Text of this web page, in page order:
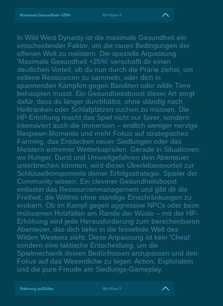
Maximale Gesundheit +25% Alt+Num 4
In Wild West Dynasty ist die maximale Gesundheit ein
entscheidender Faktor, um die rauen Bedingungen der
offenen Welt zu meistern. Die spezielle Anpassung
'Maximale Gesundheit +25%' verschafft dir einen
deutlichen Vorteil, ob du nun durch die Prärie ziehst, um
seltene Ressourcen zu sammeln, oder dich in
spannenden Kämpfen gegen Banditen oder wilde Tiere
behaupten musst. Ein Gesundheitsboost dieser Art sorgt
dafür, dass du länger durchhältst, ohne ständig nach
Heiltränken oder Schlafplätzen suchen zu müssen. Die
HP-Erhöhung macht das Spiel nicht nur fairer, sondern
intensiviert auch die Immersion – endlich weniger nervige
Respawn-Momente und mehr Fokus auf strategisches
Farming, das Entdecken neuer Siedlungen oder das
Meistern extremer Wetterkapriolen. Gerade in Situationen,
wo Hunger, Durst und Umweltgefahren dein Abenteuer
unterbrechen könnten, wird dieser Überlebensvorteil zur
Schlüsselkomponente deiner Erfolgsstrategie. Spieler der
Community wissen: Ein cleverer Gesundheitsboost
entlastet das Ressourcenmanagement und gibt dir die
Freiheit, die Wildnis ohne ständige Einschränkungen zu
erobern. Ob im Kampf gegen aggressive NPCs oder beim
mühsamen Holzfällen am Rande der Wüste – mit der HP-
Erhöhung wird jede Herausforderung zum berechenbaren
Abenteuer, das dich tiefer in die fesselnde Welt des
Wilden Westens zieht. Diese Anpassung ist kein 'Cheat',
sondern eine taktische Entscheidung, um die
Spielmechanik deinen Bedürfnissen anzupassen und den
Fokus auf das Wesentliche zu legen: Action, Exploration
und die pure Freude am Siedlungs-Gameplay.
Nahrung auffüllen Alt+Num 5